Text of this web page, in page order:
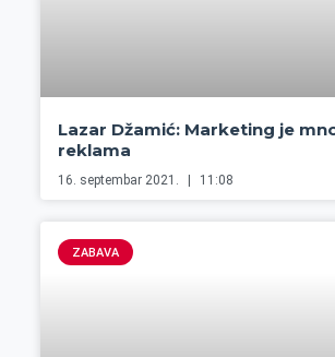
Lazar Džamić: Marketing je
reklama
16. septembar 2021. 11:08
ZABAVA